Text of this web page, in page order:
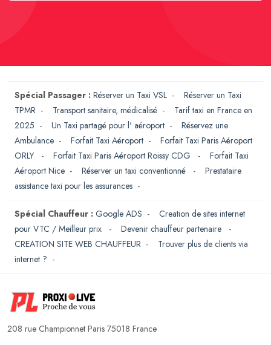
Spécial Passager : Réserver un Taxi VSL - Réserver un Taxi
TPMR - Transport sanitaire, médicalisé - Tarif taxi en France en
2025 - Un Taxi partagé pour l' aéroport - Réservez une
Ambulance - Forfait Taxi Aéroport - Forfait Taxi Paris Aéroport
ORLY
- Forfait Taxi Paris Aéroport Roissy CDG - Forfait Taxi
Aéroport Nice - Réserver un taxi conventionné - Prestataire
assistance taxi pour les assurances -
Spécial Chauffeur : Google ADS - Creation de sites internet
pour VTC / Meilleur prix
- Devenir chauffeur partenaire
-
CREATION SITE WEB CHAUFFEUR - Trouver plus de clients via
internet ? -
208 rue Championnet Paris 75018 France